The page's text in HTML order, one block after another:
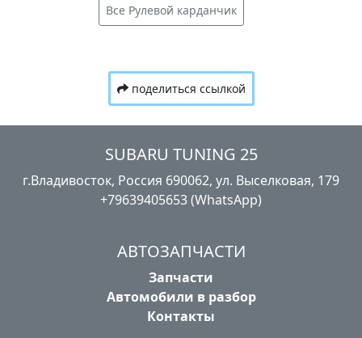
Все Рулевой карданчик
поделиться ссылкой
SUBARU TUNING 25
г.Владивосток, Россия​ ‎690062, ул. Выселковая, 179
+79639405653 (WhatsApp)
АВТОЗАПЧАСТИ
Запчасти
Автомобили в разбор
Контакты